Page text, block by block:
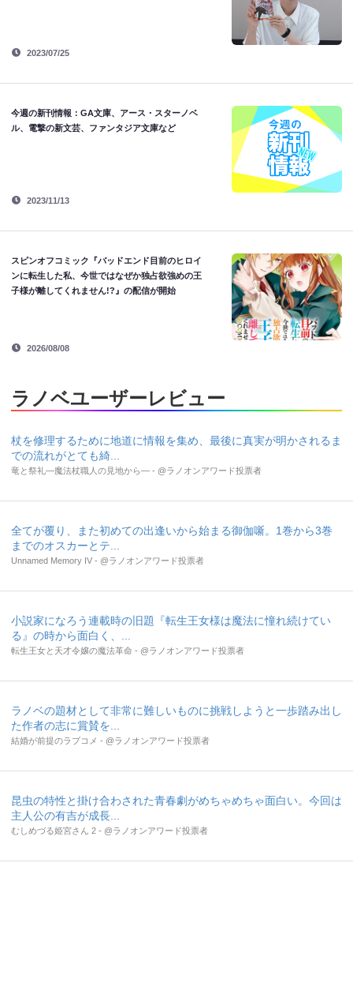
2023/07/25
今週の新刊情報：GA文庫、アース・スターノベ
ル、電撃の新文芸、ファンタジア文庫など
2023/11/13
スピンオフコミック『バッドエンド目前のヒロイ
ンに転生した私、今世ではなぜか独占欲強めの王
子様が離してくれません!?』の配信が開始
2026/08/08
ラノベユーザーレビュー
杖を修理するために地道に情報を集め、最後に真実が明かされるま
での流れがとても綺...
竜と祭礼―魔法杖職人の見地から― - @ラノオンアワード投票者
全てが覆り、また初めての出逢いから始まる御伽噺。1巻から3巻
までのオスカーとテ...
Unnamed Memory IV - @ラノオンアワード投票者
小説家になろう連載時の旧題『転生王女様は魔法に憧れ続けてい
る』の時から面白く、...
転生王女と天才令嬢の魔法革命 - @ラノオンアワード投票者
ラノベの題材として非常に難しいものに挑戦しようと一歩踏み出し
た作者の志に賞賛を...
結婚が前提のラブコメ - @ラノオンアワード投票者
昆虫の特性と掛け合わされた青春劇がめちゃめちゃ面白い。今回は
主人公の有吉が成長...
むしめづる姫宮さん 2 - @ラノオンアワード投票者